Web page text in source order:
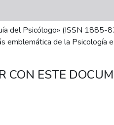
del Psicólogo» (ISSN
emblemática de la
CON ESTE